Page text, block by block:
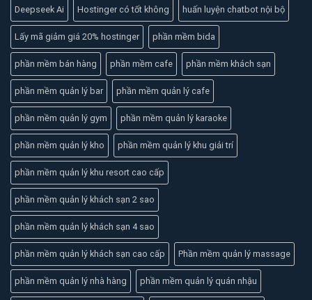
Deepseek Ai Hostinger có tốt không huấn luyện chatbot nội bộ
Lấy mã giảm giá 20% hostinger phần mềm bida
phần mềm bán hàng phần mềm cafe phần mềm khách sạn
phần mềm quản lý bar phần mềm quản lý cafe
phần mềm quản lý gym phần mềm quản lý karaoke
phần mềm quản lý kho phần mềm quản lý khu giải trí
phần mềm quản lý khu resort cao cấp
phần mềm quản lý khách sạn 2 sao
phần mềm quản lý khách sạn 4 sao
phần mềm quản lý khách sạn cao cấp Phần mềm quản lý massage
phần mềm quản lý nhà hàng phần mềm quản lý quán nhậu